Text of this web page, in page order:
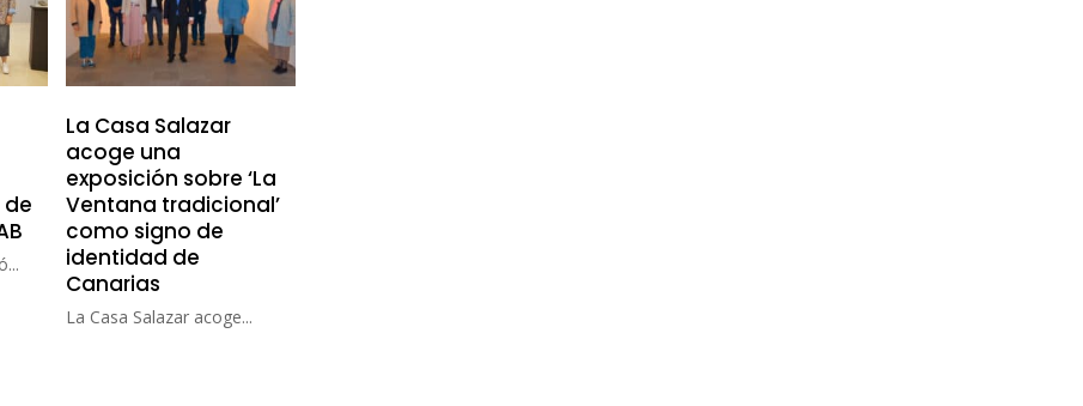
La Casa Salazar
acoge una
exposición sobre ‘La
Ventana tradicional’
como signo de
identidad de
Canarias
La Casa Salazar acoge...